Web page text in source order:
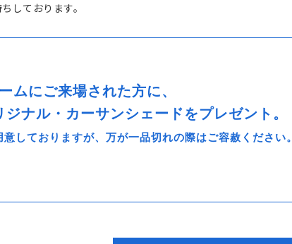
しております。
ムにご来場された方に、
ナル・カーサンシェードをプレゼント。
しておりますが、万が一品切れの際はご容赦ください。